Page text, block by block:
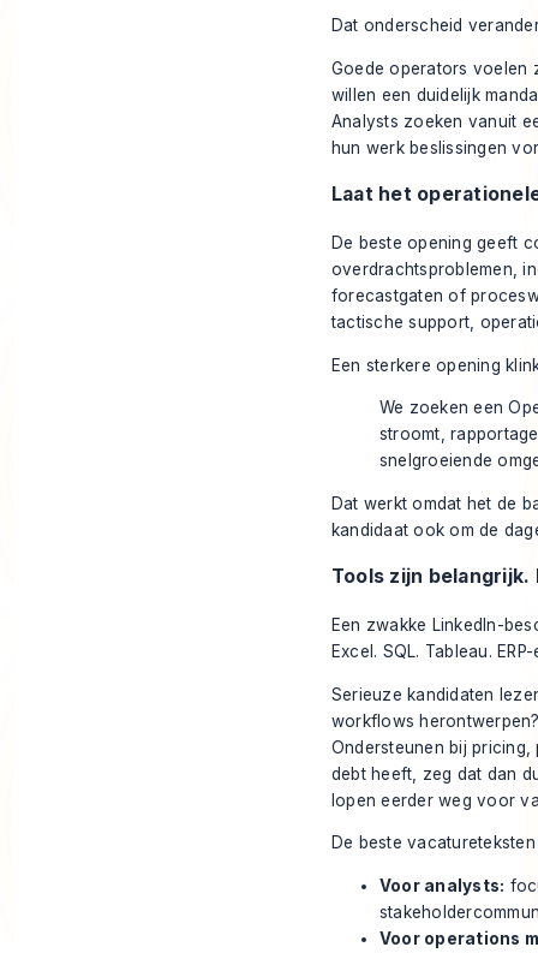
Dat onderscheid
Goede operators voelen
willen een duidelijk
Analysts zoeken vanuit
hun werk beslissingen
Laat het
De beste opening geeft
overdrachtsproblemen,
forecastgaten of
tactische support,
Een sterkere opening
We zoeken een
stroomt,
snelgroeiende
Dat werkt omdat het de
kandidaat ook om de
Tools zijn
Een zwakke LinkedIn-
Excel. SQL. Tableau.
Serieuze kandidaten
workflows
Ondersteunen bij
debt heeft, zeg dat dan
lopen eerder weg voor
De beste
Voor analysts:
Voor operations